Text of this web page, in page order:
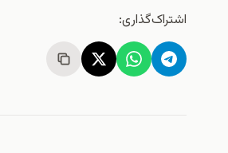
اشتراک‌گذاری: